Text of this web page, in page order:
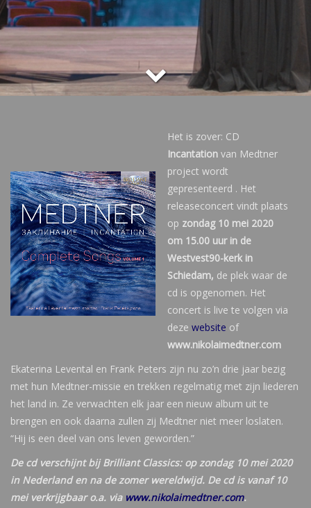
Het is zover: CD
Incantationvan Medtner
project wordt
gepresenteerd . Het
releaseconcert vindt plaats
op zondag 10 mei 2020
om 15.00 uur in de
Westvest90-kerk in
Schiedam, de plek waar de
cd is opgenomen. Het
concert is live te volgen via
deze website of
www.nikolaimedtner.com
Ekaterina Levental en Frank Peters zijn nu zo’n drie jaar bezig
met hun Medtner-missie en trekken regelmatig met zijn liederen
het land in. Ze verwachten elk jaar een nieuw album uit te
brengen en ook daarna zullen zij Medtner niet meer loslaten.
“Hij is een deel van ons leven geworden.”
De cd verschijnt bij Brilliant Classics: op zondag 10 mei 2020
in Nederland en na de zomer wereldwijd. De cd is vanaf 10
mei verkrijgbaar o.a. via www.nikolaimedtner.com.